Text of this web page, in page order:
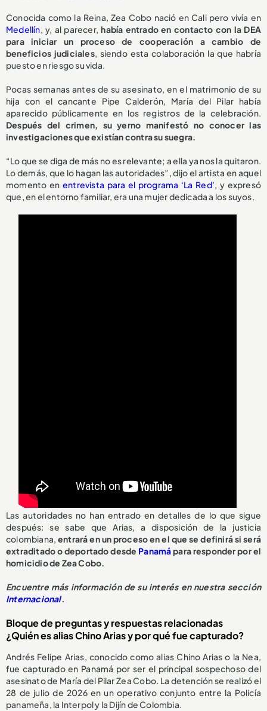
Conocida como la Reina, Zea Cobo nació en Cali pero vivía en
Medellín, y, al parecer,había entrado en contacto con la DEA
para iniciar un proceso de cooperación a cambio de
beneficios judiciales, siendo esta colaboración la que habría
puesto en riesgo su vida.
Pocas semanas antes de su asesinato, en el matrimonio de su
hija con el cancante Pipe Calderón, María del Pilar había
aparecido públicamente en los registros de la celebración.
Después del crimen, su yerno manifestó no conocer las
investigaciones que existían contra su suegra.
“Lo que se diga de más no es relevante; a ella ya nos la quitaron.
Lo demás, que lo hagan las autoridades”, dijo el artista en aquel
momento en entrevista para el programa ‘La Red’, y expresó
que, en el entorno familiar, era una mujer dedicada a los suyos.
Las autoridades no han entrado en detalles de lo que sigue
después: se sabe que Arias, a disposición de la justicia
colombiana,entrará en un proceso en el que se definirá si será
extraditado o deportado desde Panamápara responder por el
homicidio de Zea Cobo.
Encuentre más información de su interés en nuestra sección
Internacional.
Bloque de preguntas y respuestas relacionadas
¿Quién es alias Chino Arias y por qué fue capturado?
Andrés Felipe Arias, conocido como alias Chino Arias o la Nea,
fue capturado en Panamá por ser el principal sospechoso del
asesinato de María del Pilar Zea Cobo. La detención se realizó el
28 de julio de 2026 en un operativo conjunto entre la Policía
panameña, la Interpol y la Dijín de Colombia.